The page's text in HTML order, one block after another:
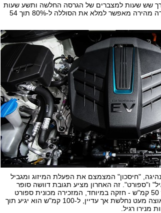
שש שעות למצברים של הגרסה החלשה ותשע שעות
וחצי לגדול, אבל שימוש בעמדה מהירה מאפשר למלא את הסוללה ל-80% תוך 54
"חיסכון" המצמצם את הפעלת המיזוג ומגביל
90 קמ"ש, "רגיל" ו"ספורט". זה האחרון מציע תגובת דוושה סופר
מהירה ותאוצה ראשונית - עד 50 קמ"ש - חזקה במיוחד, המזכירה מכונית ספורט
חזקה בהרבה. לאחר מכן התאוצה מעט נחלשת אך עדיין, ל-100 קמ"ש הוא יגיע תוך